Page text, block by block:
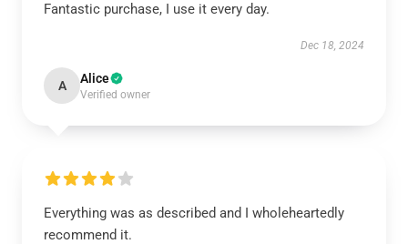
Fantastic purchase, I use it every day.
Dec 18, 2024
A Alice
Verified owner
Everything was as described and I wholeheartedly
recommend it.